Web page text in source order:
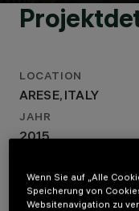
JAHR
2015
INTERNATIONAL
DAVIDE PADOA
LOCATION
ARESE, ITALY
JAHR
2015
MICHELE DE
ARNALDO ZAPPA,
Wenn Sie auf „Alle
Speicherung von
Websitenavigation zu